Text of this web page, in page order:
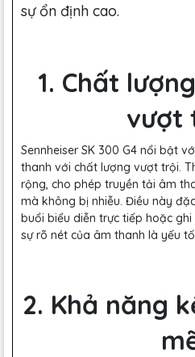
sự ổn định cao.
1. Chất
vượt
Sennheiser SK 300 G4 nổi bật
thanh với chất lượng vượt trội.
rộng, cho phép truyền tải âm
mà không bị nhiễu. Điều này
buổi biểu diễn trực tiếp hoặc
sự rõ nét của âm thanh là yếu
2. Khả năng